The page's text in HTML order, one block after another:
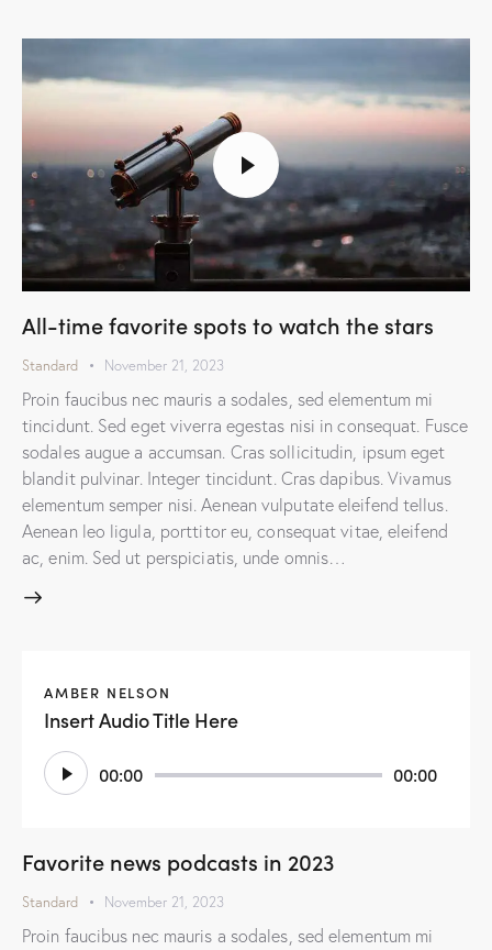
All-time favorite spots to watch the stars
Standard November 21, 2023
Proin faucibus nec mauris a sodales, sed elementum mi
tincidunt. Sed eget viverra egestas nisi in consequat. Fusce
sodales augue a accumsan. Cras sollicitudin, ipsum eget
blandit pulvinar. Integer tincidunt. Cras dapibus. Vivamus
elementum semper nisi. Aenean vulputate eleifend tellus.
Aenean leo ligula, porttitor eu, consequat vitae, eleifend
ac, enim. Sed ut perspiciatis, unde omnis…
AMBER NELSON
Insert Audio Title Here
Audio
Player 00:00 00:00
Favorite news podcasts in 2023
Standard November 21, 2023
Proin faucibus nec mauris a sodales, sed elementum mi